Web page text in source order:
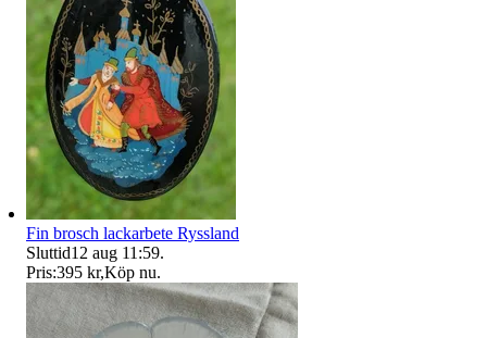
Fin brosch lackarbete Ryssland
Sluttid12 aug 11:59.
Pris:395 kr,Köp nu.